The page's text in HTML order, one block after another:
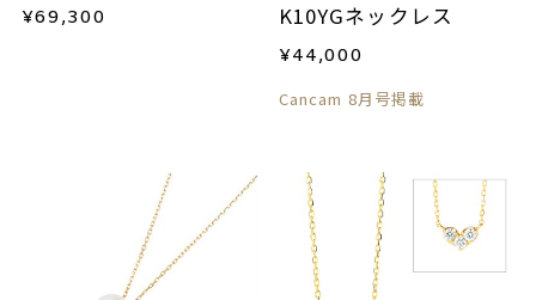
¥69,300 K10YGネックレス
¥44,000
Cancam 8月号掲載